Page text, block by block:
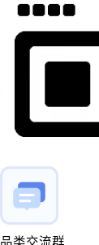
品类交流群